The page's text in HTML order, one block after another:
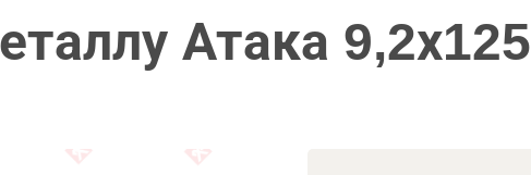
Атака 9,2х125